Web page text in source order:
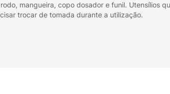
mangueira, copo dosador e funil. Utensílios
trocar de tomada durante a utilização.